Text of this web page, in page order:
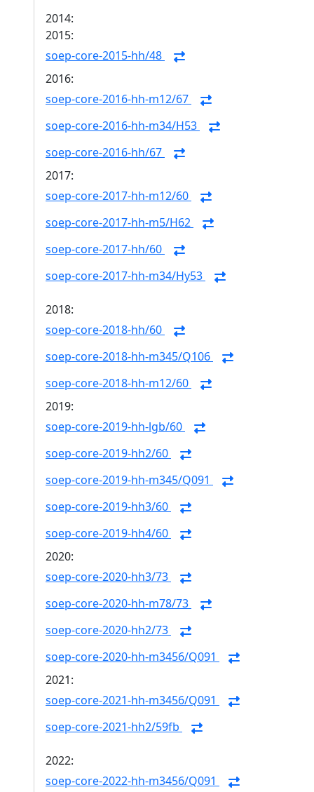
2014:
2015:
soep-core-2015-hh/48
2016:
soep-core-2016-hh-m12/67
soep-core-2016-hh-m34/H53
soep-core-2016-hh/67
2017:
soep-core-2017-hh-m12/60
soep-core-2017-hh-m5/H62
soep-core-2017-hh/60
soep-core-2017-hh-m34/Hy53
2018:
soep-core-2018-hh/60
soep-core-2018-hh-m345/Q106
soep-core-2018-hh-m12/60
2019:
soep-core-2019-hh-lgb/60
soep-core-2019-hh2/60
soep-core-2019-hh-m345/Q091
soep-core-2019-hh3/60
soep-core-2019-hh4/60
2020:
soep-core-2020-hh3/73
soep-core-2020-hh-m78/73
soep-core-2020-hh2/73
soep-core-2020-hh-m3456/Q091
2021:
soep-core-2021-hh-m3456/Q091
soep-core-2021-hh2/59fb
2022:
soep-core-2022-hh-m3456/Q091